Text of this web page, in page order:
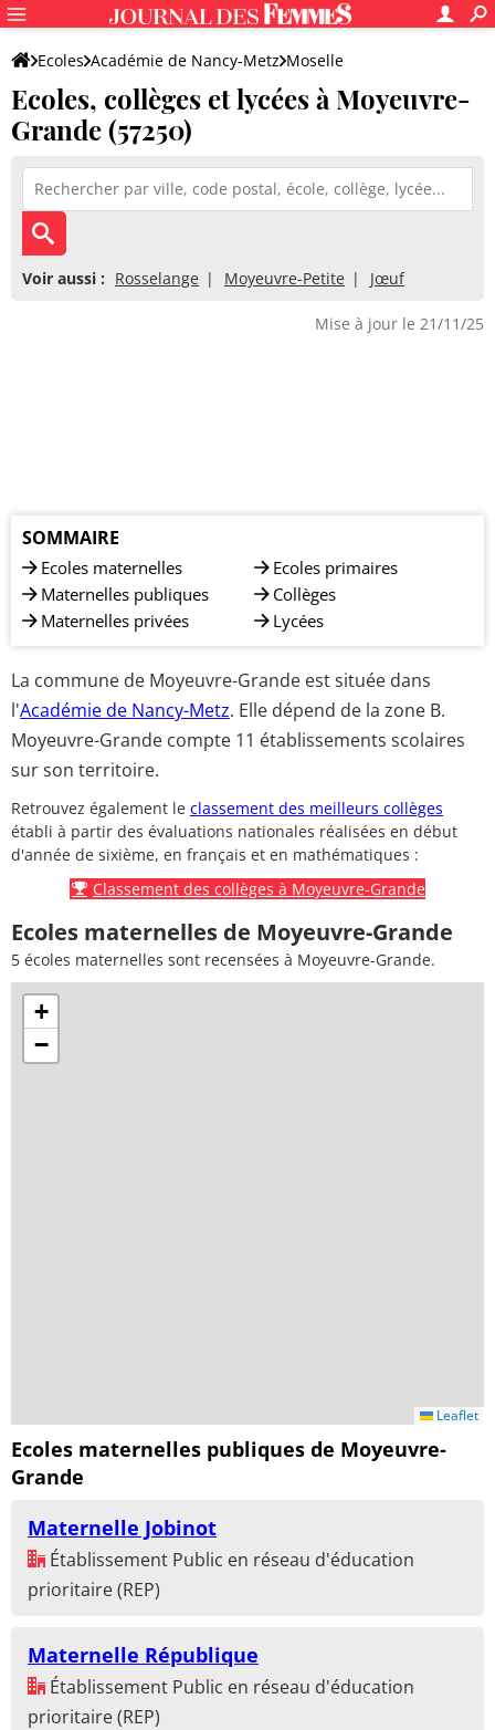
Ecoles Académie de Nancy-Metz Moselle
Ecoles, collèges et lycées à Moyeuvre-
Grande (57250)
Voir aussi : Rosselange Moyeuvre-Petite Jœuf
Mise à jour le 21/11/25
SOMMAIRE
Ecoles maternelles
Maternelles publiques
Maternelles privées
Ecoles primaires
Collèges
Lycées
La commune de Moyeuvre-Grande est située dans
l'Académie de Nancy-Metz. Elle dépend de la zone B.
Moyeuvre-Grande compte 11 établissements scolaires
sur son territoire.
Retrouvez également le classement des meilleurs collèges
établi à partir des évaluations nationales réalisées en début
d'année de sixième, en français et en mathématiques :
Classement des collèges à Moyeuvre-Grande
Ecoles maternelles de Moyeuvre-Grande
5 écoles maternelles sont recensées à Moyeuvre-Grande.
+
−
Leaflet
Ecoles maternelles publiques de Moyeuvre-
Grande
Maternelle Jobinot
Établissement Public en réseau d'éducation
prioritaire (REP)
Maternelle République
Établissement Public en réseau d'éducation
prioritaire (REP)